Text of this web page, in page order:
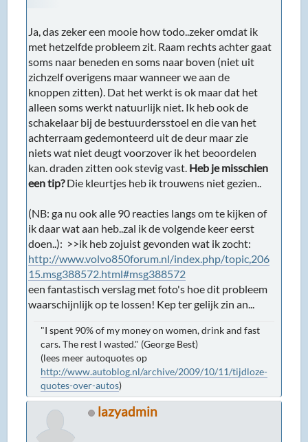
Ja, das zeker een mooie how todo..zeker omdat ik
met hetzelfde probleem zit. Raam rechts achter gaat
soms naar beneden en soms naar boven (niet uit
zichzelf overigens maar wanneer we aan de
knoppen zitten). Dat het werkt is ok maar dat het
alleen soms werkt natuurlijk niet. Ik heb ook de
schakelaar bij de bestuurdersstoel en die van het
achterraam gedemonteerd uit de deur maar zie
niets wat niet deugt voorzover ik het beoordelen
kan. draden zitten ook stevig vast. Heb je misschien
een tip?Die kleurtjes heb ik trouwens niet gezien..
(NB: ga nu ook alle 90 reacties langs om te kijken of
ik daar wat aan heb..zal ik de volgende keer eerst
doen..): >>ik heb zojuist gevonden wat ik zocht:
http://www.volvo850forum.nl/index.php/topic,206
15.msg388572.html#msg388572
een fantastisch verslag met foto's hoe dit probleem
waarschijnlijk op te lossen! Kep ter gelijk zin an...
"I spent 90% of my money on women, drink and fast
cars. The rest I wasted." (George Best)
(lees meer autoquotes op
http://www.autoblog.nl/archive/2009/10/11/tijdloze-
quotes-over-autos)
lazyadmin